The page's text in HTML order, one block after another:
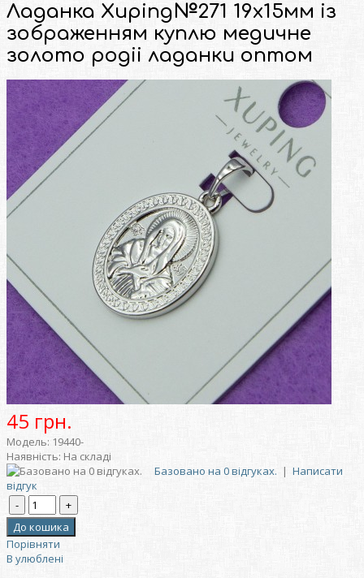
Ладанка Xuping№271 19х15мм із
зображенням куплю медичне
золото родii ладанки оптом
45 грн.
Модель: 19440-
Наявність: На складі
Базовано на 0 відгуках. | Написати
відгук
Порівняти
В улюблені